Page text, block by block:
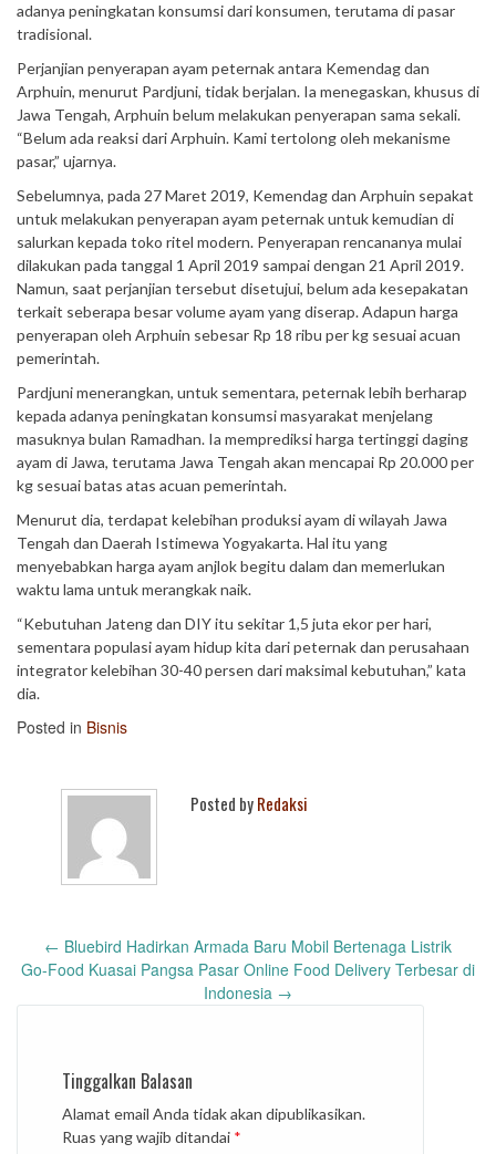
adanya peningkatan konsumsi dari konsumen, terutama di pasar
tradisional.
Perjanjian penyerapan ayam peternak antara Kemendag dan
Arphuin, menurut Pardjuni, tidak berjalan. Ia menegaskan, khusus di
Jawa Tengah, Arphuin belum melakukan penyerapan sama sekali.
“Belum ada reaksi dari Arphuin. Kami tertolong oleh mekanisme
pasar,” ujarnya.
Sebelumnya, pada 27 Maret 2019, Kemendag dan Arphuin sepakat
untuk melakukan penyerapan ayam peternak untuk kemudian di
salurkan kepada toko ritel modern. Penyerapan rencananya mulai
dilakukan pada tanggal 1 April 2019 sampai dengan 21 April 2019.
Namun, saat perjanjian tersebut disetujui, belum ada kesepakatan
terkait seberapa besar volume ayam yang diserap. Adapun harga
penyerapan oleh Arphuin sebesar Rp 18 ribu per kg sesuai acuan
pemerintah.
Pardjuni menerangkan, untuk sementara, peternak lebih berharap
kepada adanya peningkatan konsumsi masyarakat menjelang
masuknya bulan Ramadhan. Ia memprediksi harga tertinggi daging
ayam di Jawa, terutama Jawa Tengah akan mencapai Rp 20.000 per
kg sesuai batas atas acuan pemerintah.
Menurut dia, terdapat kelebihan produksi ayam di wilayah Jawa
Tengah dan Daerah Istimewa Yogyakarta. Hal itu yang
menyebabkan harga ayam anjlok begitu dalam dan memerlukan
waktu lama untuk merangkak naik.
“Kebutuhan Jateng dan DIY itu sekitar 1,5 juta ekor per hari,
sementara populasi ayam hidup kita dari peternak dan perusahaan
integrator kelebihan 30-40 persen dari maksimal kebutuhan,” kata
dia.
Posted in Bisnis
Posted byRedaksi
Post
navigation
← Bluebird Hadirkan Armada Baru Mobil Bertenaga Listrik
Go-Food Kuasai Pangsa Pasar Online Food Delivery Terbesar di
Indonesia →
Tinggalkan Balasan
Alamat email Anda tidak akan dipublikasikan.
Ruas yang wajib ditandai *